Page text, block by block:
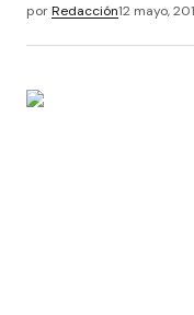
porRedacción12 mayo,